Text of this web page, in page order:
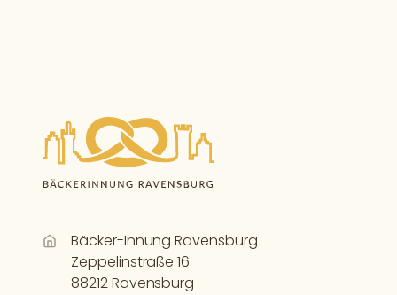
Bäcker-Innung Ravensburg
Zeppelinstraße 16
88212 Ravensburg